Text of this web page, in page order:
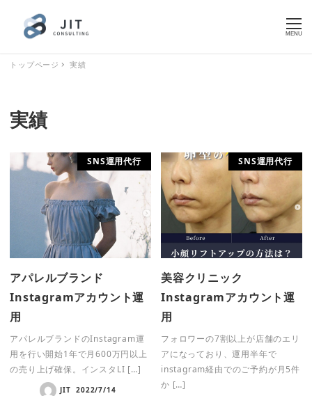
MENU
トップページ 実績
実績
SNS運用代行
アパレルブランド
Instagramアカウント運
用
アパレルブランドのInstagram運
用を行い開始1年で月600万円以上
の売り上げ確保。インスタLI […]
JIT 2022/7/14
SNS運用代行
美容クリニック
Instagramアカウント運
用
フォロワーの7割以上が店舗のエリ
アになっており、運用半年で
instagram経由でのご予約が月5件
か […]